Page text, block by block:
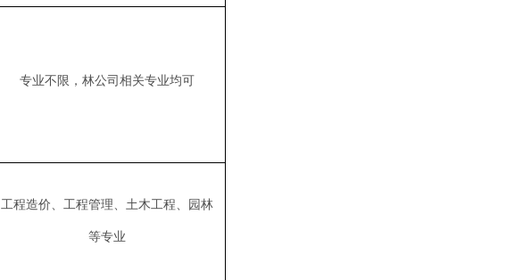
专业不限，林公司相关专业均可
工程造价、工程管理、土木工程、园林
等专业